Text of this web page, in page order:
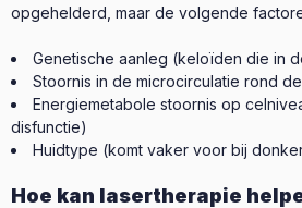
opgehelderd, maar de volgende
Genetische aanleg (keloïden die in
Stoornis in de microcirculatie rond
Energiemetabole stoornis op
disfunctie)
Huidtype (komt vaker voor bij
Hoe kan lasertherapie